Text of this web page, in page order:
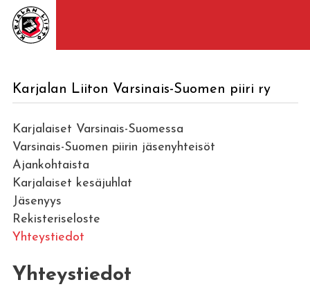
Karjalan Liiton Varsinais-Suomen piiri ry
Karjalaiset Varsinais-Suomessa
Varsinais-Suomen piirin jäsenyhteisöt
Ajankohtaista
Karjalaiset kesäjuhlat
Jäsenyys
Rekisteriseloste
Yhteystiedot
Yhteystiedot